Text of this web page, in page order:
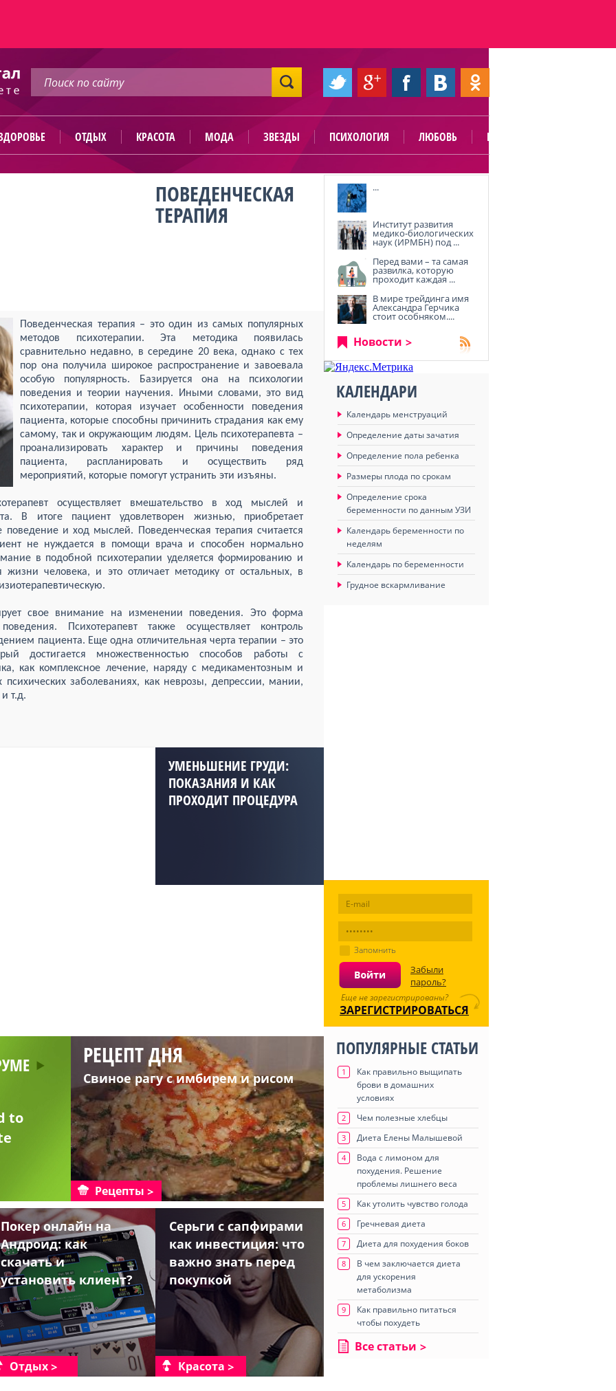
ОТДЫХ КРАСОТА МОДА ЗВЕЗДЫ ПСИХОЛОГИЯ ЛЮБОВЬ ПОЛЕЗНО
ПОВЕДЕНЧЕСКАЯ
ТЕРАПИЯ
Поведенческая терапия – это один из самых популярных
методов психотерапии. Эта методика появилась
сравнительно недавно, в середине 20 века, однако с тех
пор она получила широкое распространение и завоевала
особую популярность. Базируется она на психологии
поведения и теории научения. Иными словами, это вид
психотерапии, которая изучает особенности поведения
пациента, которые способны причинить страдания как ему
самому, так и окружающим людям. Цель психотерапевта –
проанализировать характер и причины поведения
пациента, распланировать и осуществить ряд
мероприятий, которые помогут устранить эти изъяны.
осуществляет вмешательство в ход мыслей и
В итоге пациент удовлетворен жизнью, приобретает
поведение и ход мыслей. Поведенческая терапия считается
не нуждается в помощи врача и способен нормально
в подобной психотерапии уделяется формированию и
человека, и это отличает методику от остальных, в
свое внимание на изменении поведения. Это форма
Психотерапевт также осуществляет контроль
пациента. Еще одна отличительная черта терапии – это
достигается множественностью способов работы с
как комплексное лечение, наряду с медикаментозным и
психических заболеваниях, как неврозы, депрессии, мании,
т.д.
УМЕНЬШЕНИЕ ГРУДИ:
ПОКАЗАНИЯ И КАК
ПРОХОДИТ ПРОЦЕДУРА
to
РЕЦЕПТ ДНЯ
Свиное рагу с имбирем и рисом
Рецепты
Покер онлайн на
Андроид: как
скачать и
установить клиент?
Отдых
Серьги с сапфирами
как инвестиция: что
важно знать перед
покупкой
Красота
...
Институт развития
медико-биологических
наук (ИРМБН) под ...
Перед вами – та самая
развилка, которую
проходит каждая ...
В мире трейдинга имя
Александра Герчика
стоит особняком....
Новости
КАЛЕНДАРИ
Календарь менструаций
Определение даты зачатия
Определение пола ребенка
Размеры плода по срокам
Определение срока
беременности по данным УЗИ
Календарь беременности по
неделям
Календарь по беременности
Грудное вскармливание
Запомнить
Забыли
пароль?
Еще не зарегистрированы?
ЗАРЕГИСТРИРОВАТЬСЯ
ПОПУЛЯРНЫЕ СТАТЬИ
1
Как правильно выщипать
брови в домашних
условиях
2 Чем полезные хлебцы
3 Диета Елены Малышевой
4
Вода с лимоном для
похудения. Решение
проблемы лишнего веса
5 Как утолить чувство голода
6 Гречневая диета
7 Диета для похудения боков
8
В чем заключается диета
для ускорения
метаболизма
9
Как правильно питаться
чтобы похудеть
Все статьи